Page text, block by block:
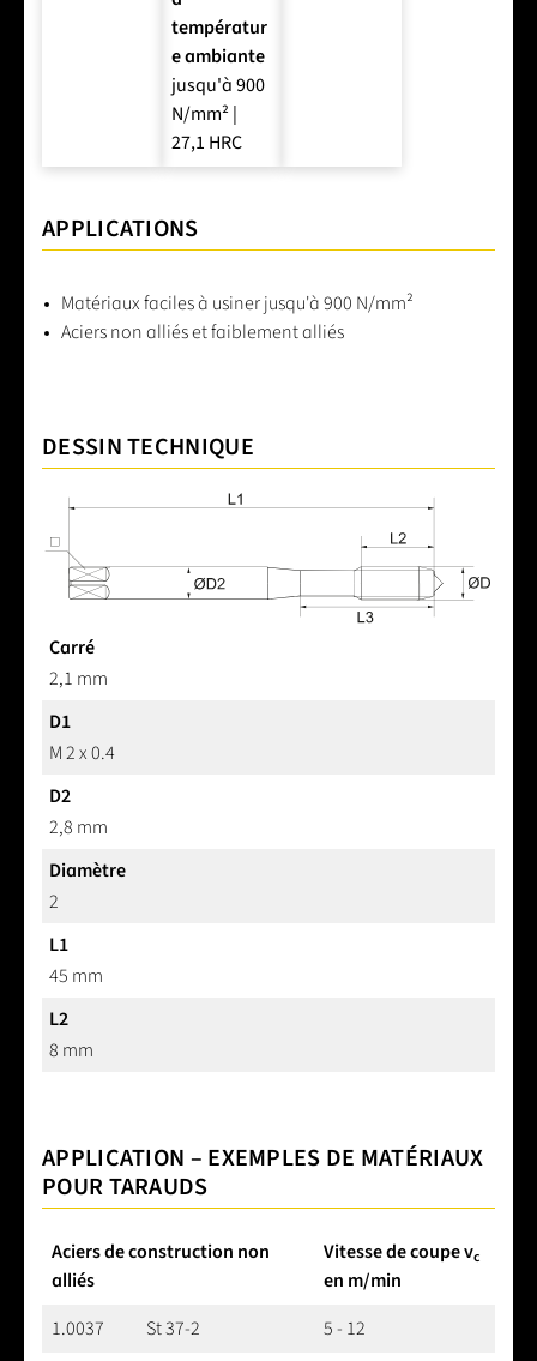
températur
e ambiante
jusqu'à 900
N/mm² |
27,1 HRC
APPLICATIONS
Matériaux faciles à usiner jusqu'à 900 N/mm²
Aciers non alliés et faiblement alliés
DESSIN TECHNIQUE
Carré
2,1 mm
D1
M 2 x 0.4
D2
2,8 mm
Diamètre
2
L1
45 mm
L2
8 mm
APPLICATION – EXEMPLES DE MATÉRIAUX
POUR TARAUDS
Aciers de construction non
alliés
Vitesse de coupe vc
en m/min
1.0037
St 37-2 5 - 12